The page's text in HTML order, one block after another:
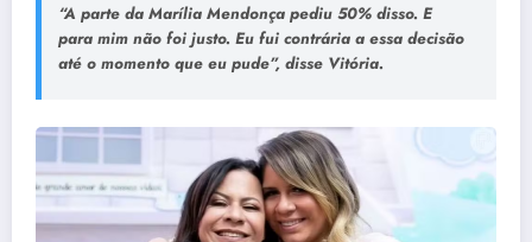
“A parte da Marília Mendonça pediu 50% disso. E
para mim não foi justo. Eu fui contrária a essa decisão
até o momento que eu pude”, disse Vitória.